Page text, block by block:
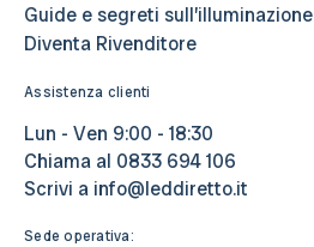
Guide e segreti sull’illuminazione
Diventa Rivenditore
Assistenza clienti
Lun - Ven 9:00 - 18:30
Chiama al 0833 694 106
Scrivi a info@leddiretto.it
Sede operativa: